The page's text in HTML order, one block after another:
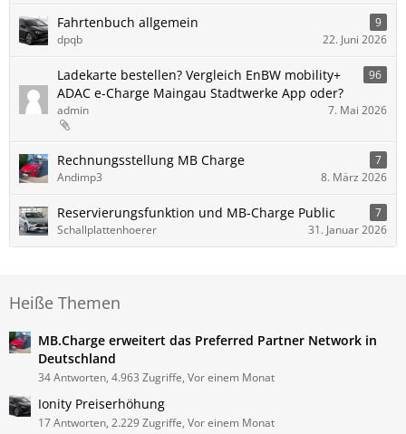
Fahrtenbuch allgemein
9
dpqb
22. Juni 2026
Ladekarte bestellen? Vergleich EnBW mobility+
ADAC e-Charge Maingau Stadtwerke App oder?
96
admin 7. Mai 2026
Rechnungsstellung MB Charge
7
Andimp3
8. März 2026
Reservierungsfunktion und MB-Charge Public
7
Schallplattenhoerer
31. Januar 2026
Heiße Themen
MB.Charge erweitert das Preferred Partner Network in
Deutschland
34 Antworten, 4.963 Zugriffe, Vor einem Monat
Ionity Preiserhöhung
17 Antworten, 2.229 Zugriffe, Vor einem Monat